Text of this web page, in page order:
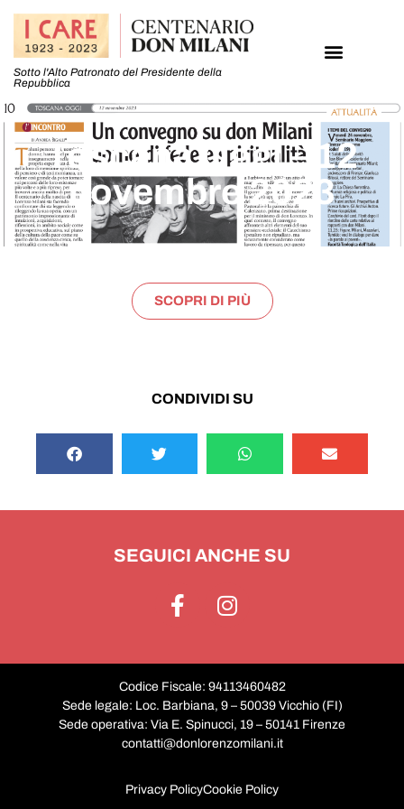
Sotto l'Alto Patronato del Presidente della
Repubblica
Toscana Oggi – 12
novembre 2023
SCOPRI DI PIÙ
CONDIVIDI SU
SEGUICI ANCHE SU
Codice Fiscale: 94113460482
Sede legale: Loc. Barbiana, 9 – 50039 Vicchio (FI)
Sede operativa: Via E. Spinucci, 19 – 50141 Firenze
contatti@donlorenzomilani.it
Privacy PolicyCookie Policy